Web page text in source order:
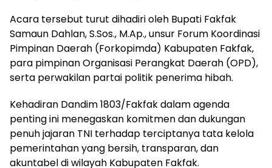
​Acara tersebut turut dihadiri oleh Bupati Fakfak
Samaun Dahlan, S.Sos., M.Ap., unsur Forum Koordinasi
Pimpinan Daerah (Forkopimda) Kabupaten Fakfak,
para pimpinan Organisasi Perangkat Daerah (OPD),
serta perwakilan partai politik penerima hibah.
​Kehadiran Dandim 1803/Fakfak dalam agenda
penting ini menegaskan komitmen dan dukungan
penuh jajaran TNI terhadap terciptanya tata kelola
pemerintahan yang bersih, transparan, dan
akuntabel di wilayah Kabupaten Fakfak.